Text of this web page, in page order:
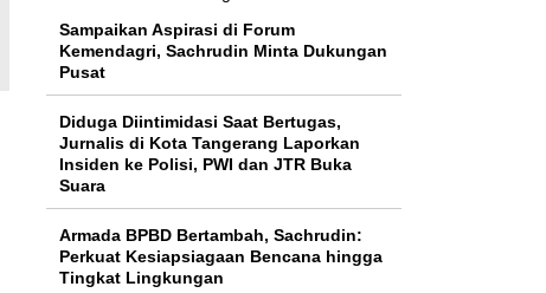
Sampaikan Aspirasi di Forum
Kemendagri, Sachrudin Minta Dukungan
Pusat
Diduga Diintimidasi Saat Bertugas,
Jurnalis di Kota Tangerang Laporkan
Insiden ke Polisi, PWI dan JTR Buka
Suara
Armada BPBD Bertambah, Sachrudin:
Perkuat Kesiapsiagaan Bencana hingga
Tingkat Lingkungan